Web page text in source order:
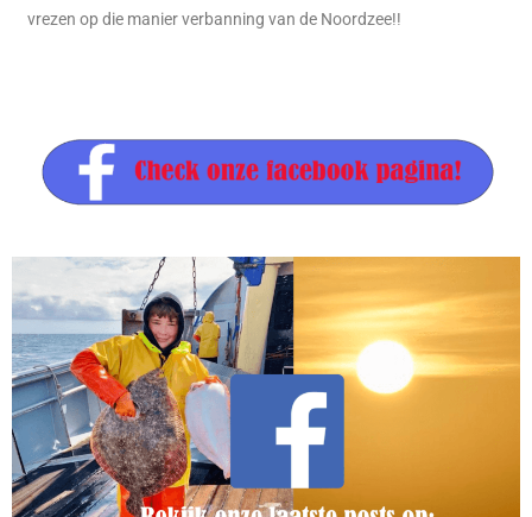
vrezen op die manier verbanning van de Noordzee!!